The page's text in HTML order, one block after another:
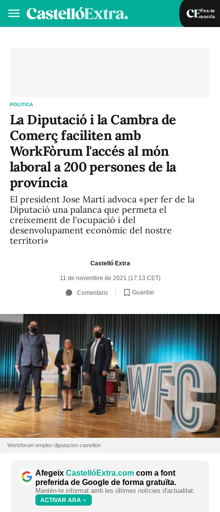
Fes-te
soci/a
POLITICA
La Diputació i la Cambra de
Comerç faciliten amb
WorkFòrum l'accés al món
laboral a 200 persones de la
província
El president Jose Martí advoca «per fer de la
Diputació una palanca que permeta el
creixement de l'ocupació i del
desenvolupament econòmic del nostre
territori»
Castelló Extra
11 de novembre de 2021 (17:13 CET)
Comentaris Guardar
Workforum empleo diputacion castellon
Afegeix CastellóExtra.com com a font
preferida de Google de forma gratuïta.
Mantén-te informat amb les últimes notícies d'actualitat.
ACTIVAR ARA